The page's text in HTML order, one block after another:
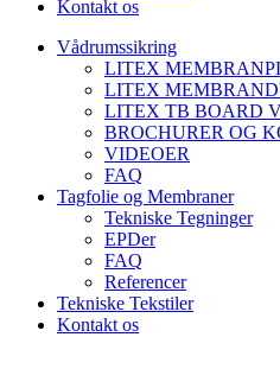
Kontakt os
Vådrumssikring
LITEX
LITEX
LITEX TB BOARD
BROCHURER OG
VIDEOER
FAQ
Tagfolie og Membraner
Tekniske Tegninger
EPDer
FAQ
Referencer
Tekniske Tekstiler
Kontakt os